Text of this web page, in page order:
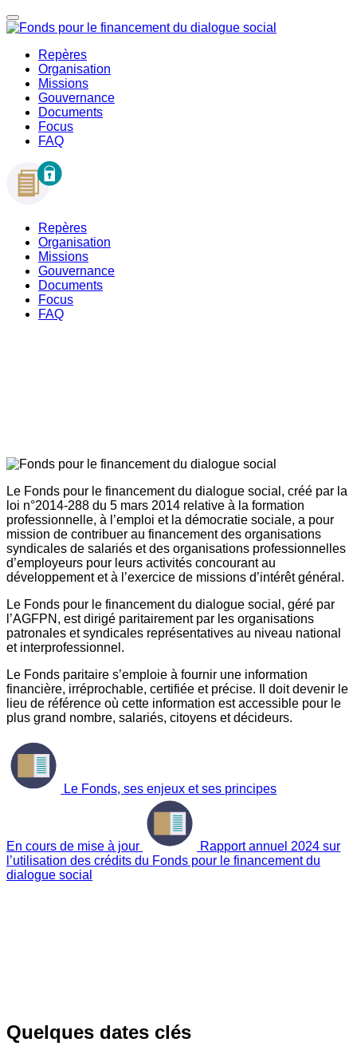
Repères
Organisation
Missions
Gouvernance
Documents
Focus
FAQ
Repères
Organisation
Missions
Gouvernance
Documents
Focus
FAQ
Le Fonds pour le financement du dialogue social, créé par la
loi n°2014-288 du 5 mars 2014 relative à la formation
professionnelle, à l’emploi et la démocratie sociale, a pour
mission de contribuer au financement des organisations
syndicales de salariés et des organisations professionnelles
d’employeurs pour leurs activités concourant au
développement et à l’exercice de missions d’intérêt général.
Le Fonds pour le financement du dialogue social, géré par
l’AGFPN, est dirigé paritairement par les organisations
patronales et syndicales représentatives au niveau national
et interprofessionnel.
Le Fonds paritaire s’emploie à fournir une information
financière, irréprochable, certifiée et précise. Il doit devenir le
lieu de référence où cette information est accessible pour le
plus grand nombre, salariés, citoyens et décideurs.
Le Fonds, ses enjeux et ses principes
En cours de mise à jour
Rapport annuel 2024 sur
l’utilisation des crédits du Fonds pour le financement du
dialogue social
Quelques dates clés